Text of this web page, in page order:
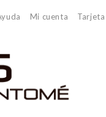
Mi cuenta